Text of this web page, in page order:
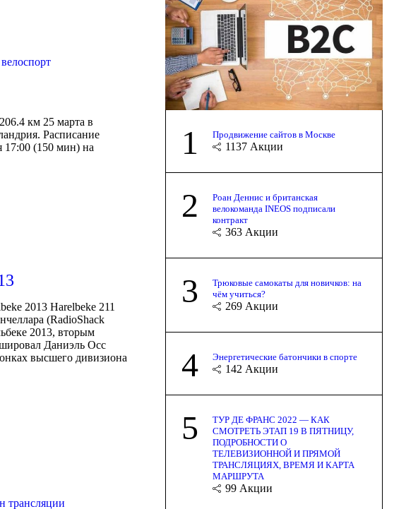
км 25 марта в
Расписание
17:00 (150 мин) на
2013 Harelbeke 211
(RadioShack
2013, вторым
Даниэль Осс
высшего дивизиона
трансляции
1 Продвижение сайтов в Москве
1137 Акции
2
Роан Деннис и британская
велокоманда INEOS подписали
контракт
363 Акции
3
Трюковые самокаты для новичков: на
чём учиться?
269 Акции
4 Энергетические батончики в спорте
142 Акции
5
ТУР ДЕ ФРАНС 2022 — КАК
СМОТРЕТЬ ЭТАП 19 В ПЯТНИЦУ,
ПОДРОБНОСТИ О
ТЕЛЕВИЗИОННОЙ И ПРЯМОЙ
ТРАНСЛЯЦИЯХ, ВРЕМЯ И КАРТА
МАРШРУТА
99 Акции